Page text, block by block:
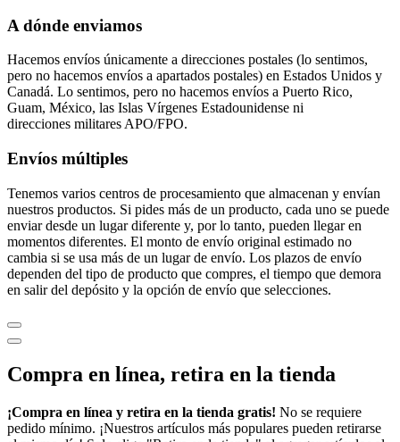
A dónde enviamos
Hacemos envíos únicamente a direcciones postales (lo sentimos,
pero no hacemos envíos a apartados postales) en Estados Unidos y
Canadá. Lo sentimos, pero no hacemos envíos a Puerto Rico,
Guam, México, las Islas Vírgenes Estadounidense ni
direcciones militares APO/FPO.
Envíos múltiples
Tenemos varios centros de procesamiento que almacenan y envían
nuestros productos. Si pides más de un producto, cada uno se puede
enviar desde un lugar diferente y, por lo tanto, pueden llegar en
momentos diferentes. El monto de envío original estimado no
cambia si se usa más de un lugar de envío. Los plazos de envío
dependen del tipo de producto que compres, el tiempo que demora
en salir del depósito y la opción de envío que selecciones.
Compra en línea, retira en la tienda
¡Compra en línea y retira en la tienda gratis! No se requiere
pedido mínimo. ¡Nuestros artículos más populares pueden retirarse